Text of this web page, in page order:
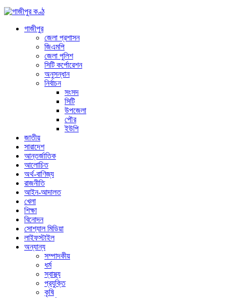
গাজীপুর
জেলা প্রশাসন
জিএমপি
জেলা পুলিশ
সিটি কর্পোরেশন
অনুসন্ধান
নির্বাচন
সংসদ
সিটি
উপজেলা
পৌর
ইউপি
জাতীয়
সারাদেশ
আন্তর্জাতিক
আলোচিত
অর্থ-বাণিজ্য
রাজনীতি
আইন-আদালত
খেলা
শিক্ষা
বিনোদন
সোশ্যাল মিডিয়া
লাইফস্টাইল
অন্যান্য
সম্পাদকীয়
ধর্ম
স্বাস্থ্য
প্রযুক্তি
কৃষি